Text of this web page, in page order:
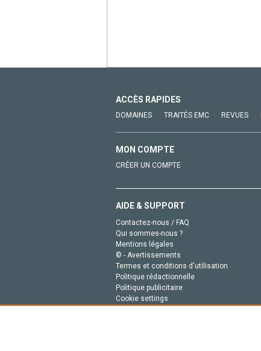
ACCÈS RAPIDES
DOMAINES TRAITÉS EMC REVUES
MON COMPTE
CRÉER UN COMPTE
AIDE & SUPPORT
Contactez-nous / FAQ
Qui sommes-nous ?
Mentions légales
© - Avertissements
Termes et conditions d'utilisation
Politique rédactionnelle
Politique publicitaire
Cookie settings